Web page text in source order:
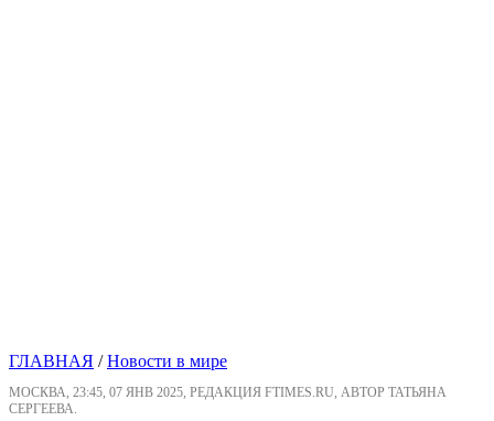
ГЛАВНАЯ /Новости в мире
МОСКВА, 23:45, 07 ЯНВ 2025, РЕДАКЦИЯ FTIMES.RU, АВТОР ТАТЬЯНА
СЕРГЕЕВА.